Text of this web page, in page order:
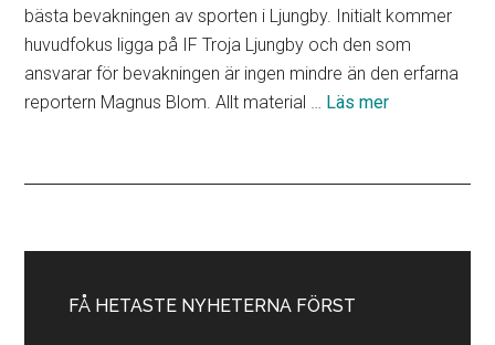
bästa bevakningen av sporten i Ljungby. Initialt kommer
huvudfokus ligga på IF Troja Ljungby och den som
ansvarar för bevakningen är ingen mindre än den erfarna
reportern Magnus Blom. Allt material … Läs merom
sidofält
FÅ HETASTE NYHETERNA FÖRST